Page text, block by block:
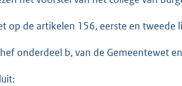
op de artikelen 156, eerste en
onderdeel b, van de Gemeentewet